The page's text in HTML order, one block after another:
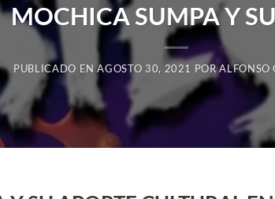
MOCHICA SUMPA Y
PUBLICADO ENAGOSTO 30, 2021 PORALFONSO